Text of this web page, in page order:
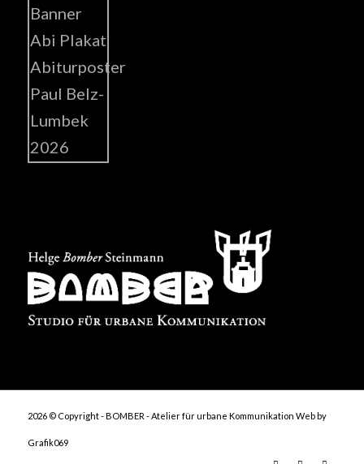
2026 © Copyright - BOMBER - Atelier für urbane Kommunikation Web by
Grafik069